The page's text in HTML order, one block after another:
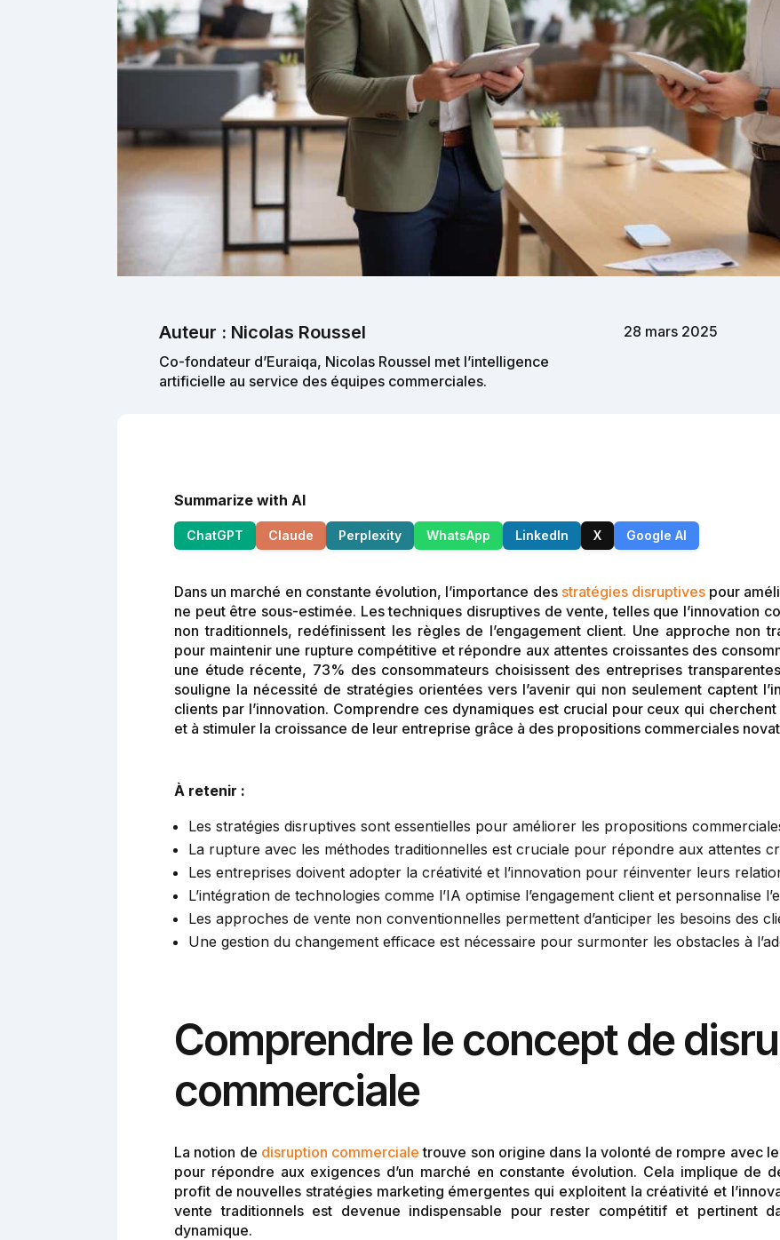
Auteur : Nicolas Roussel
Co-fondateur d’Euraiqa, Nicolas Roussel met l’intelligence
artificielle au service des équipes commerciales.
28 mars 2025
Summarize with AI
ChatGPT Claude Perplexity WhatsApp LinkedIn X Google AI
Dans un marché en constante évolution, l’importance des stratégies disruptivespour
ne peut être sous-estimée. Les techniques disruptives de vente, telles que l’innovation
non traditionnels, redéfinissent les règles de l’engagement client. Une approche non
pour maintenir une rupture compétitive et répondre aux attentes croissantes des
une étude récente, 73% des consommateurs choisissent des entreprises
souligne la nécessité de stratégies orientées vers l’avenir qui non seulement captent
clients par l’innovation. Comprendre ces dynamiques est crucial pour ceux qui
et à stimuler la croissance de leur entreprise grâce à des propositions commerciales
À retenir :
Les stratégies disruptives sont essentielles pour améliorer les propositions
La rupture avec les méthodes traditionnelles est cruciale pour répondre aux attentes
Les entreprises doivent adopter la créativité et l’innovation pour réinventer leurs
L’intégration de technologies comme l’IA optimise l’engagement client et personnalise
Les approches de vente non conventionnelles permettent d’anticiper les besoins des
Une gestion du changement efficace est nécessaire pour surmonter les obstacles à
Comprendre le concept de
commerciale
La notion de disruption commerciale trouve son origine dans la volonté de rompre avec
pour répondre aux exigences d’un marché en constante évolution. Cela implique de
profit de nouvelles stratégies marketing émergentes qui exploitent la créativité et
vente traditionnels est devenue indispensable pour rester compétitif et pertinent
dynamique.